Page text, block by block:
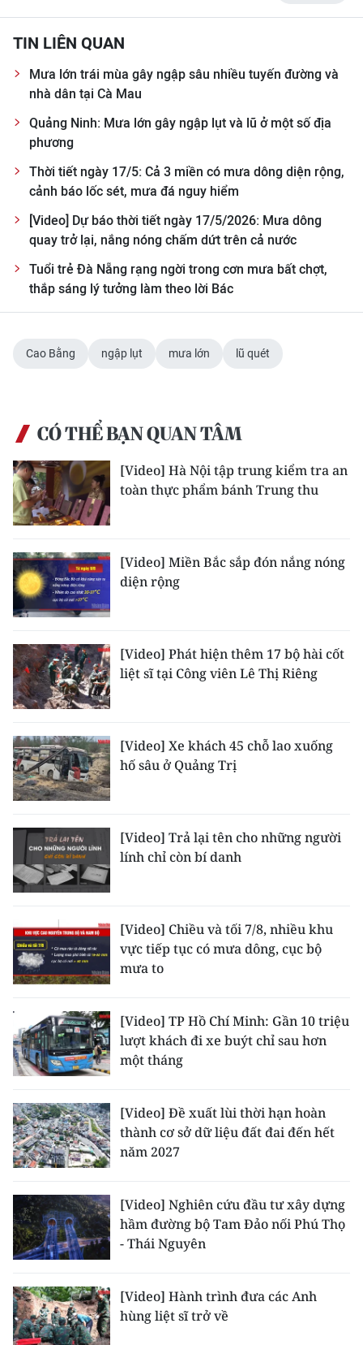
E-Magazine
Video
Media Chính trị
Media Kinh tế
Media Văn hóa
Media Xã hội
Media Pháp luật
Media Du lịch
Media Y tế
Media Khoa học - Công nghệ
Media Môi trường
Infographic
TIN ĐỊA PHƯƠNG
Trung du và miền núi phía Bắc
Đồng bằng sông Hồng
Bắc Trung Bộ
Nguyên
Đông Nam Bộ
Chuyên trang Hà Nội
Chuyên trang TP. Hồ Chí Minh
CHUYÊN ĐỀ
CÁC CHUYÊN TRANG
VỀ BÁO NHÂN DÂN
THỜI NAY
NHÂN DÂN HẰNG THÁNG
MUA BÁO
ĐỌC BÁO IN
TIN LIÊN QUAN
Mưa lớn trái mùa gây ngập sâu nhiều tuyến đường và
nhà dân tại Cà Mau
Quảng Ninh: Mưa lớn gây ngập lụt và lũ ở một số địa
phương
Thời tiết ngày 17/5: Cả 3 miền có mưa dông diện rộng,
cảnh báo lốc sét, mưa đá nguy hiểm
[Video] Dự báo thời tiết ngày 17/5/2026: Mưa dông
quay trở lại, nắng nóng chấm dứt trên cả nước
Tuổi trẻ Đà Nẵng rạng ngời trong cơn mưa bất chợt,
thắp sáng lý tưởng làm theo lời Bác
Cao Bằng ngập lụt mưa lớn lũ quét
CÓ THỂ BẠN QUAN TÂM
[Video] Hà Nội tập trung kiểm tra an
toàn thực phẩm bánh Trung thu
[Video] Miền Bắc sắp đón nắng nóng
diện rộng
[Video] Phát hiện thêm 17 bộ hài cốt
liệt sĩ tại Công viên Lê Thị Riêng
[Video] Xe khách 45 chỗ lao xuống
hố sâu ở Quảng Trị
[Video] Trả lại tên cho những người
lính chỉ còn bí danh
[Video] Chiều và tối 7/8, nhiều khu
vực tiếp tục có mưa dông, cục bộ
mưa to
[Video] TP Hồ Chí Minh: Gần 10 triệu
lượt khách đi xe buýt chỉ sau hơn
một tháng
[Video] Đề xuất lùi thời hạn hoàn
thành cơ sở dữ liệu đất đai đến hết
năm 2027
[Video] Nghiên cứu đầu tư xây dựng
hầm đường bộ Tam Đảo nối Phú Thọ
- Thái Nguyên
[Video] Hành trình đưa các Anh
hùng liệt sĩ trở về